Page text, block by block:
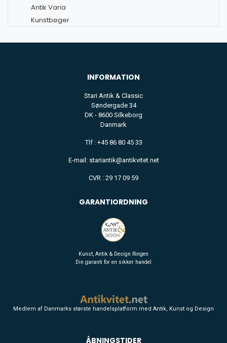
Antik Varia
Kunstbøger
INFORMATION
Stari Antik & Classic
Søndergade 34
DK - 8600 Silkeborg
Danmark
Tlf : +45 86 80 45 33
E-mail: stariantik@antikvitet.net
CVR : 29 17 09 59
GARANTIORDNING
Kunst, Antik & Design Ringen
Din garanti for en sikker handel
Medlem af Danmarks største handelsplatform med Antik, Kunst og Design
ÅBNINGSTIDER